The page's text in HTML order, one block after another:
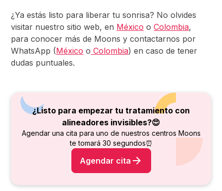
¿Ya estás listo para liberar tu sonrisa? No olvides
visitar nuestro sitio web, en México oColombia,
para conocer más de Moons y contactarnos por
WhatsApp (México o Colombia) en caso de tener
dudas puntuales.
¿Listo para empezar tu tratamiento con
alineadores invisibles?😍
Agendar una cita para uno de nuestros centros Moons
te tomará 30 segundos⏰
Agendar cita